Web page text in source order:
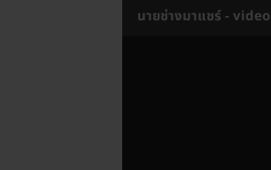
นายช่างมาแชร์ - video